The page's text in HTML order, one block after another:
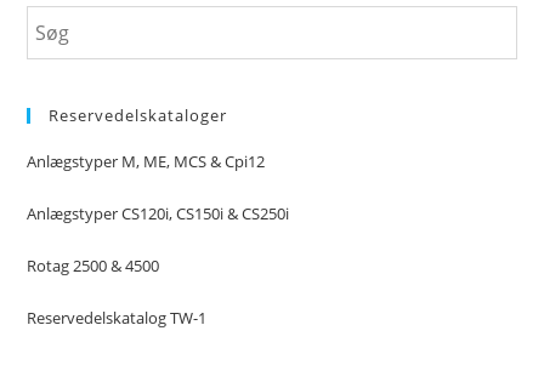
Reservedelskataloger
Anlægstyper M, ME, MCS & Cpi12
Anlægstyper CS120i, CS150i & CS250i
Rotag 2500 & 4500
Reservedelskatalog TW-1